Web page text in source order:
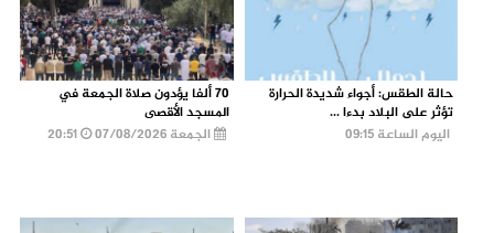
حالة الطقس: أجواء شديدة الحرارة
تؤثر على البلاد بدءا ...
اليوم الساعة 09:15
70 ألفا يؤدون صلاة الجمعة في
المسجد الأقصى
الجمعة 07/08/2026
20:51